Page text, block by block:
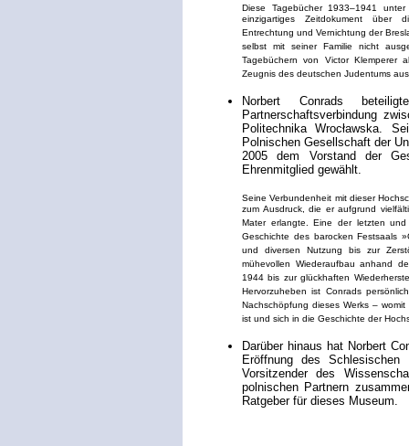
Diese Tagebücher 1933–1941
einzigartiges Zeitdokument über
Entrechtung und Vernichtung der
selbst mit seiner Familie nicht
Tagebüchern von Victor Klemperer
Zeugnis des deutschen Judentums
Norbert Conrads
Partnerschaftsverbindung
Politechnika Wrocławska.
Polnischen Gesellschaft der
2005 dem Vorstand der
Ehrenmitglied gewählt.
Seine Verbundenheit mit dieser
zum Ausdruck, die er aufgrund
Mater erlangte. Eine der letzten
Geschichte des barocken Festsaals
und diversen Nutzung bis zur
mühevollen Wiederaufbau anhand
1944 bis zur glückhaften
Hervorzuheben ist Conrads
Nachschöpfung dieses Werks –
ist und sich in die Geschichte der
Darüber hinaus hat Norbert
Eröffnung des
Vorsitzender des
polnischen Partnern
Ratgeber für dieses Museum.